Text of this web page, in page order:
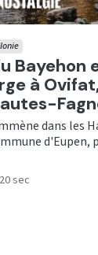
Bayehon
à
dans les
d'Eupen,
sec